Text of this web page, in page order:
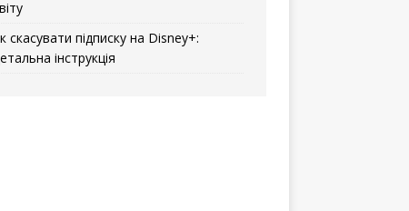
скасувати підписку на Disney+:
інструкція